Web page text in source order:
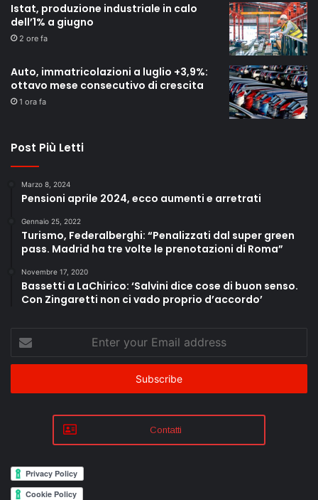
Istat, produzione industriale in calo
dell’1% a giugno
2 ore fa
Auto, immatricolazioni a luglio +3,9%:
ottavo mese consecutivo di crescita
1 ora fa
Post Più Letti
Marzo 8, 2024
Pensioni aprile 2024, ecco aumenti e arretrati
Gennaio 25, 2022
Turismo, Federalberghi: “Penalizzati dal super green
pass. Madrid ha tre volte le prenotazioni di Roma”
Novembre 17, 2020
Bassetti a LaChirico: ‘Salvini dice cose di buon senso.
Con Zingaretti non ci vado proprio d’accordo’
your
Email
Contatti